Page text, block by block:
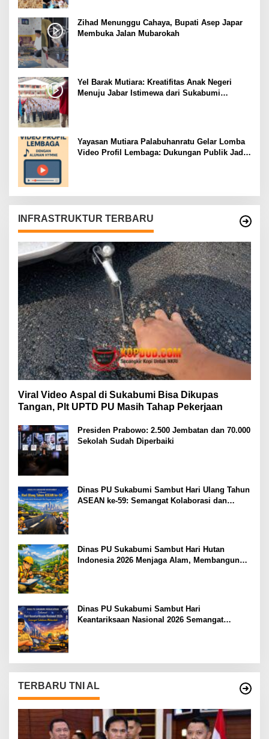
Zihad Menunggu Cahaya, Bupati Asep Japar
Membuka Jalan Mubarokah
Yel Barak Mutiara: Kreatifitas Anak Negeri
Menuju Jabar Istimewa dari Sukabumi
Yayasan Mutiara Palabuhanratu Gelar Lomba
Video Profil Lembaga: Dukungan Publik Jadi
INFRASTRUKTUR TERBARU
Viral Video Aspal di Sukabumi Bisa Dikupas
Tangan, Plt UPTD PU Masih Tahap Pekerjaan
Presiden Prabowo: 2.500 Jembatan dan 70.000
Sekolah Sudah Diperbaiki
Dinas PU Sukabumi Sambut Hari Ulang Tahun
ASEAN ke-59: Semangat Kolaborasi dan
Dinas PU Sukabumi Sambut Hari Hutan
Indonesia 2026 Menjaga Alam, Membangun
Dinas PU Sukabumi Sambut Hari
Keantariksaan Nasional 2026 Semangat
TERBARU TNI AL